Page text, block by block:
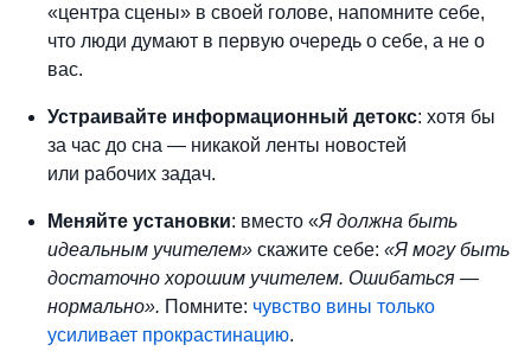
«центра сцены» в своей голове, напомните себе,
что люди думают в первую очередь о себе, а не о
вас.
Устраивайте информационный детокс: хотя бы
за час до сна — никакой ленты новостей
или рабочих задач.
Меняйте установки: вместо «Я должна быть
идеальным учителем» скажите себе: «Я могу быть
достаточно хорошим учителем. Ошибаться —
нормально». Помните: чувство вины только
усиливает прокрастинацию.